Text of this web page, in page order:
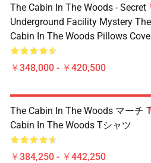
The Cabin In The Woods - Secret
Underground Facility Mystery The
Cabin In The Woods Pillows
￥348,000 - ￥420,500
The Cabin In The Woods マーチ
Cabin In The Woods Tシャツ
￥384,250 - ￥442,250